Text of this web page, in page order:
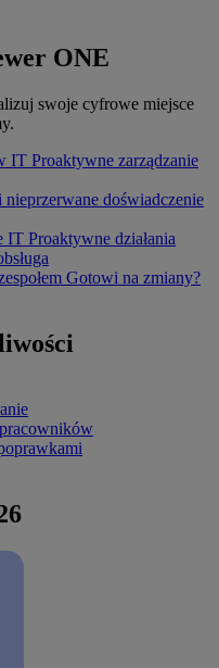
ONE
swoje cyfrowe miejsce
IT Proaktywne zarządzanie
nieprzerwane doświadczenie
IT Proaktywne działania
Gotowi na zmiany?